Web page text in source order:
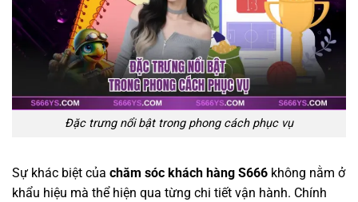
Đặc trưng nổi bật trong phong cách phục vụ
Sự khác biệt của chăm sóc khách hàng S666 không nằm ở
khẩu hiệu mà thể hiện qua từng chi tiết vận hành. Chính